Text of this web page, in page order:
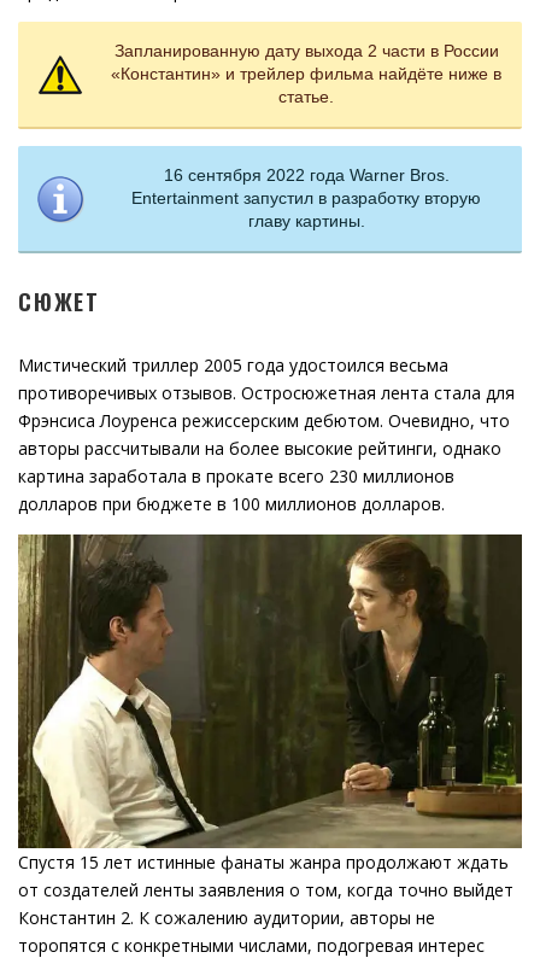
Запланированную дату выхода 2 части в России
«Константин» и трейлер фильма найдёте ниже в
статье.
16 сентября 2022 года Warner Bros.
Entertainment запустил в разработку вторую
главу картины.
СЮЖЕТ
Мистический триллер 2005 года удостоился весьма
противоречивых отзывов. Остросюжетная лента стала для
Фрэнсиса Лоуренса режиссерским дебютом. Очевидно, что
авторы рассчитывали на более высокие рейтинги, однако
картина заработала в прокате всего 230 миллионов
долларов при бюджете в 100 миллионов долларов.
Спустя 15 лет истинные фанаты жанра продолжают ждать
от создателей ленты заявления о том, когда точно выйдет
Константин 2. К сожалению аудитории, авторы не
торопятся с конкретными числами, подогревая интерес